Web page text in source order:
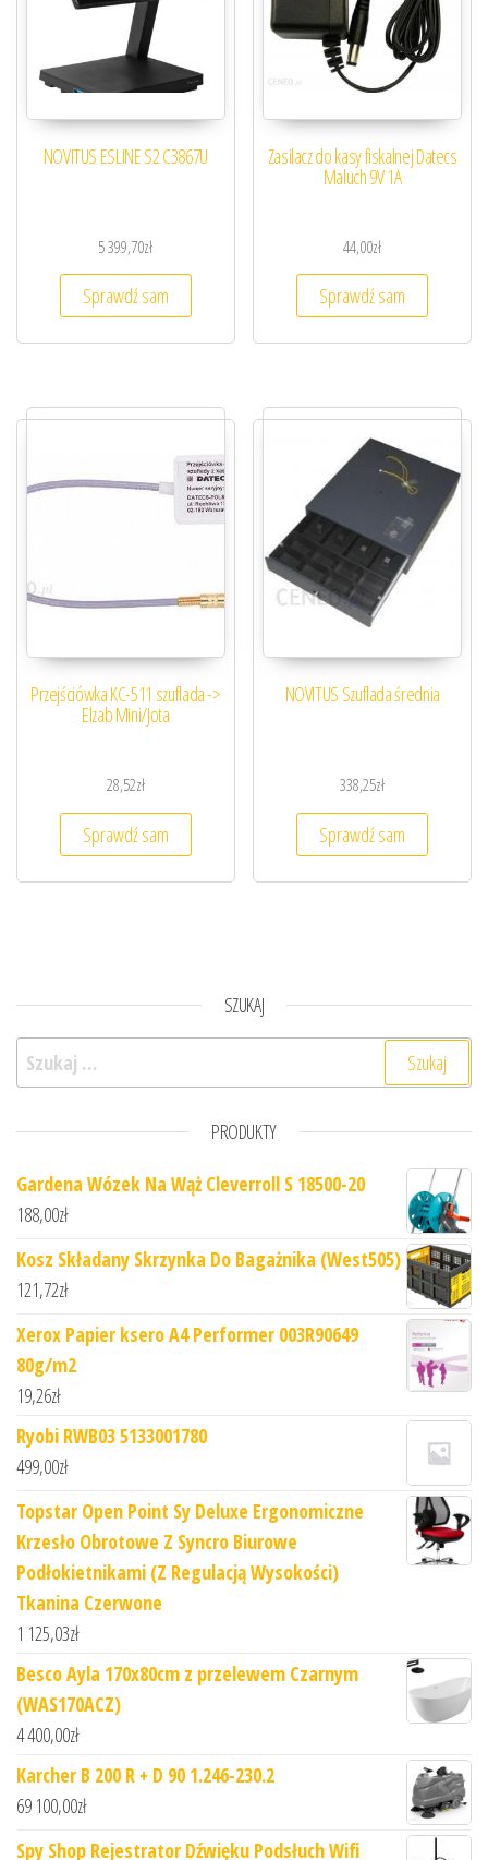
NOVITUS ESLINE S2 C3867U
5 399,70zł
Sprawdź sam
Zasilacz do kasy fiskalnej Datecs
Maluch 9V 1A
44,00zł
Sprawdź sam
Przejściówka KC-511 szuflada ->
Elzab Mini/Jota
28,52zł
Sprawdź sam
NOVITUS Szuflada średnia
338,25zł
Sprawdź sam
SZUKAJ
Szukaj:
PRODUKTY
Gardena Wózek Na Wąż Cleverroll S 18500-20
188,00zł
Kosz Składany Skrzynka Do Bagażnika (West505)
121,72zł
Xerox Papier ksero A4 Performer 003R90649
80g/m2
19,26zł
Ryobi RWB03 5133001780
499,00zł
Topstar Open Point Sy Deluxe Ergonomiczne
Krzesło Obrotowe Z Syncro Biurowe
Podłokietnikami (Z Regulacją Wysokości)
Tkanina Czerwone
1 125,03zł
Besco Ayla 170x80cm z przelewem Czarnym
(WAS170ACZ)
4 400,00zł
Karcher B 200 R + D 90 1.246-230.2
69 100,00zł
Spy Shop Rejestrator Dźwięku Podsłuch Wifi